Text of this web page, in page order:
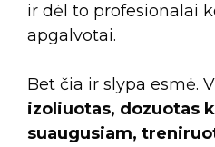
ir dėl to profesionalai
apgalvotai.
Bet čia ir slypa esmė.
izoliuotas, dozuotas
suaugusiam,